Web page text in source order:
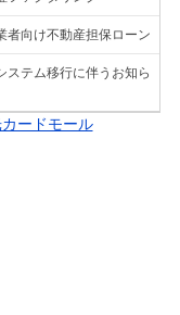
者向け不動産担保ローン
ステム移行に伴うお知ら